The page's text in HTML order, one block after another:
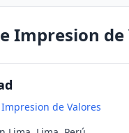
Impresion de
Impresion de Valores